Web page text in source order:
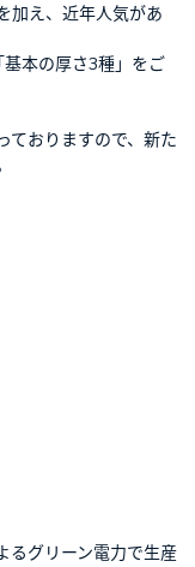
加え、近年人気があ
基本の厚さ3種」をご
ておりますので、新た
るグリーン電力で生産